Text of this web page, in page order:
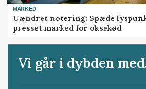
MARKED
Uændret notering: Spæde
presset marked for oksekød
Vi går i dybden